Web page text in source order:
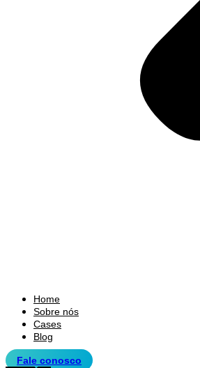
Home
Sobre nós
Cases
Blog
Fale conosco